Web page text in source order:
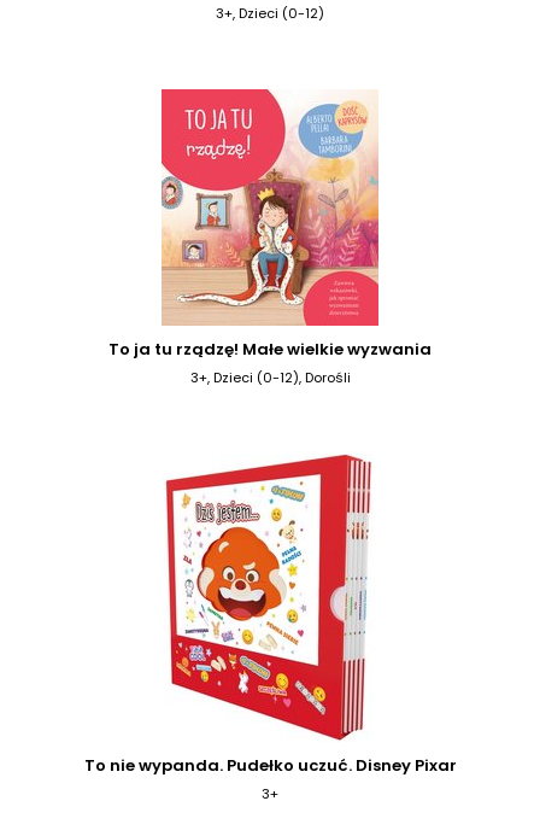
3+, Dzieci (0-12)
To ja tu rządzę! Małe wielkie wyzwania
3+, Dzieci (0-12), Dorośli
To nie wypanda. Pudełko uczuć. Disney Pixar
3+